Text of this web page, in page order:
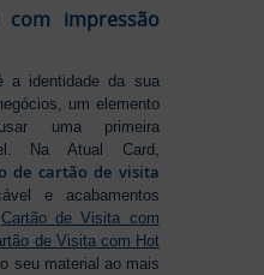
impressão
a identidade da sua
um elemento
uma primeira
Na Atual Card,
de cartão de visita
e acabamentos
Cartão de Visita com
de Visita com Hot
seu material ao mais